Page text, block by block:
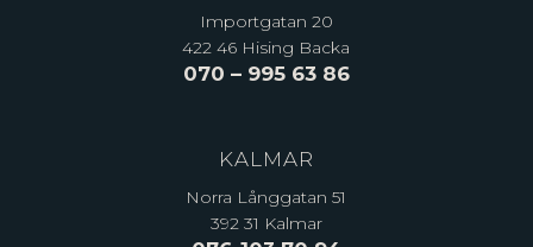
Importgatan 20
422 46 Hising Backa
070 – 995 63 86
KALMAR
Norra Långgatan 51
392 31 Kalmar